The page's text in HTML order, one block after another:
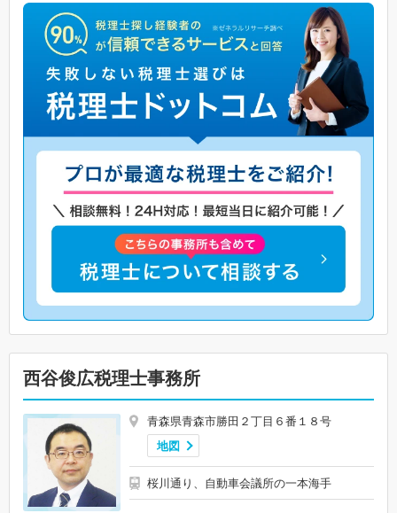
西谷俊広税理士事務所
青森県青森市勝田２丁目６番１８号
地図
桜川通り、自動車会議所の一本海手